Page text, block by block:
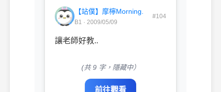
【站僕】摩檸Morning.
B1 · 2009/05/09
#104
讓老師好教..
(共 9 字，隱藏中）
前往觀看